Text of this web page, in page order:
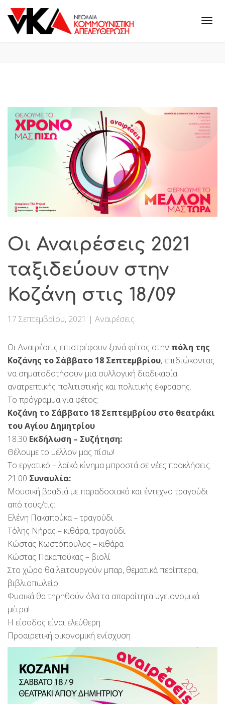
Οι Αναιρέσεις 2021
ταξιδεύουν στην
Κοζάνη στις 18/09
17 Σεπτεμβρίου, 2021 | Αναιρέσεις
Οι Αναιρέσεις επιστρέφουν ξανά φέτος στην πόλη της
Κοζάνης το Σάββατο 18 Σεπτεμβρίου, επιδιώκοντας
να σηματοδοτήσουν μια συλλογική διαδικασία
ανατρεπτικής πολιτιστικής και πολιτικής έκφρασης.
Το πρόγραμμα για φέτος:
Κοζάνη το Σάββατο 18 Σεπτεμβρίου στο θεατράκι
του Αγίου Δημητρίου
18.30 Εκδήλωση – Συζήτηση:
Θέλουμε το μέλλον μας πίσω!
Το εργατικό – λαϊκό κίνημα μπροστά σε νέες προκλήσεις.
21.00 Συναυλία:
Μουσική βραδιά με παραδοσιακό και έντεχνο τραγούδι
από τους/τις:
Ελένη Πακαπούκα – τραγούδι
Τόλης Νήρας – κιθάρα, τραγούδι
Κώστας Κωστόπουλος – κιθάρα
Κώστας Πακαπούκας – βιολί
Στο χώρο θα λειτουργούν μπαρ, θεματικά περίπτερα,
βιβλιοπωλείο.
Φυσικά θα τηρηθούν όλα τα απαραίτητα υγειονομικά
μέτρα!
Η είσοδος είναι ελεύθερη.
Προαιρετική οικονομική ενίσχυση